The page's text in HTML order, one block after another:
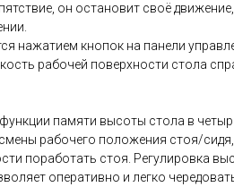
он остановит своё
нажатием кнопок на панели
рабочей поверхности стола
памяти высоты стола в
рабочего положения стоя/сидя,
поработать стоя. Регулировка
оперативно и легко